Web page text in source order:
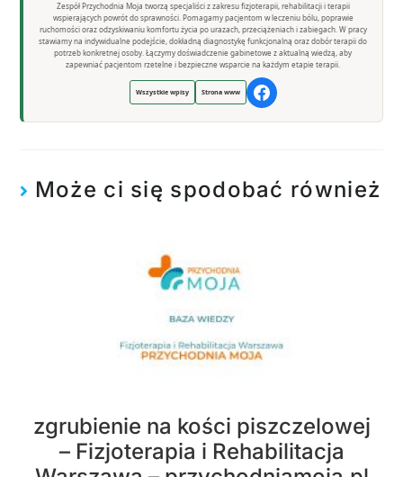
Zespół Przychodnia Moja tworzą specjaliści z zakresu fizjoterapii, rehabilitacji i terapii
wspierających powrót do sprawności. Pomagamy pacjentom w leczeniu bólu, poprawie
ruchomości oraz odzyskiwaniu komfortu życia po urazach, przeciążeniach i zabiegach. W pracy
stawiamy na indywidualne podejście, dokładną diagnostykę funkcjonalną oraz dobór terapii do
potrzeb konkretnej osoby. Łączymy doświadczenie gabinetowe z aktualną wiedzą, aby
zapewniać pacjentom rzetelne i bezpieczne wsparcie na każdym etapie terapii.
Wszystkie wpisy Strona www
Może ci się spodobać również
zgrubienie na kości piszczelowej
– Fizjoterapia i Rehabilitacja